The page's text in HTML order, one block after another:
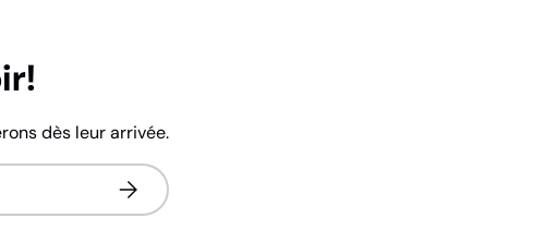
dès leur arrivée.
S’inscrire